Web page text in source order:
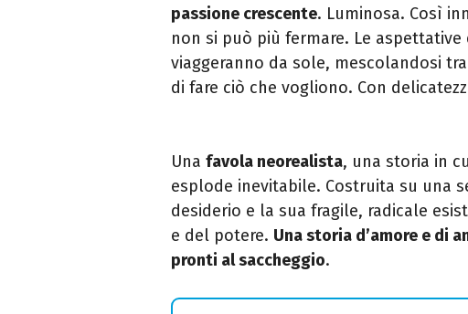
passione crescente. Luminosa. Così
non si può più fermare. Le
viaggeranno da sole, mescolandosi
di fare ciò che vogliono. Con
Una favola neorealista, una storia in
esplode inevitabile. Costruita su una
desiderio e la sua fragile, radicale
e del potere. Una storia d’amore e di
pronti al saccheggio.